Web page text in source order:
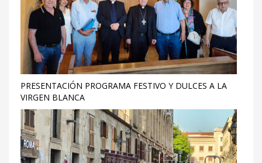
PRESENTACIÓN PROGRAMA FESTIVO Y DULCES A LA
VIRGEN BLANCA